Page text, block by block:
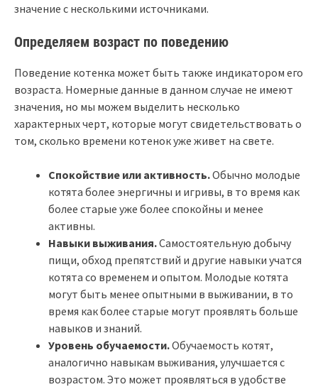
значение с несколькими источниками.
Определяем возраст по поведению
Поведение котенка может быть также индикатором его
возраста. Номерные данные в данном случае не имеют
значения, но мы можем выделить несколько
характерных черт, которые могут свидетельствовать о
том, сколько времени котенок уже живет на свете.
Спокойствие или активность.Обычно молодые
котята более энергичны и игривы, в то время как
более старые уже более спокойны и менее
активны.
Навыки выживания.Самостоятельную добычу
пищи, обход препятствий и другие навыки учатся
котята со временем и опытом. Молодые котята
могут быть менее опытными в выживании, в то
время как более старые могут проявлять больше
навыков и знаний.
Уровень обучаемости.Обучаемость котят,
аналогично навыкам выживания, улучшается с
возрастом. Это может проявляться в удобстве